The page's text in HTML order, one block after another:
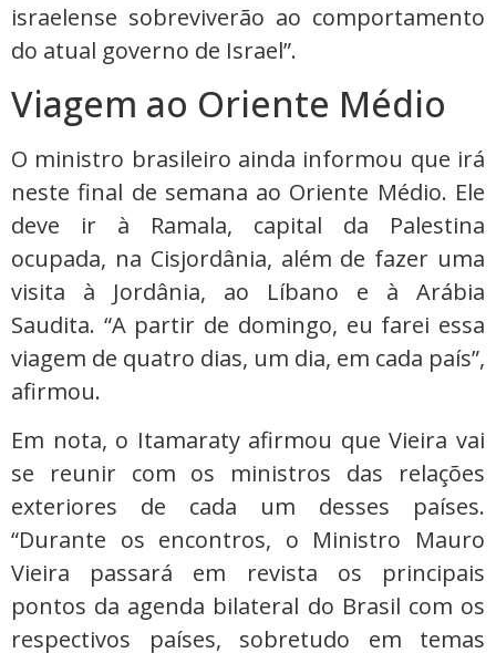
israelense sobreviverão ao comportamento
do atual governo de Israel”.
Viagem ao Oriente Médio
O ministro brasileiro ainda informou que irá
neste final de semana ao Oriente Médio. Ele
deve ir à Ramala, capital da Palestina
ocupada, na Cisjordânia, além de fazer uma
visita à Jordânia, ao Líbano e à Arábia
Saudita. “A partir de domingo, eu farei essa
viagem de quatro dias, um dia, em cada país”,
afirmou.
Em nota, o Itamaraty afirmou que Vieira vai
se reunir com os ministros das relações
exteriores de cada um desses países.
“Durante os encontros, o Ministro Mauro
Vieira passará em revista os principais
pontos da agenda bilateral do Brasil com os
respectivos países, sobretudo em temas